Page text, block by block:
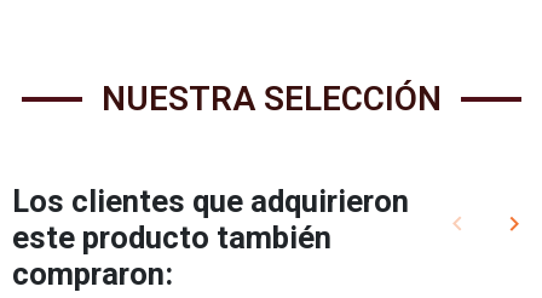
NUESTRA SELECCIÓN
Los clientes que adquirieron
este producto también
compraron:
Anterior
keyboard_arrow_left keyboard_arrow_right